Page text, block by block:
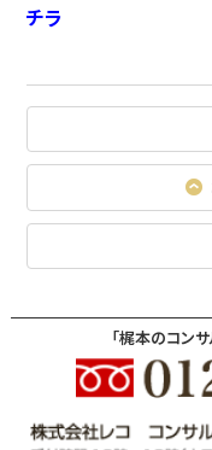
チラ
「梶本のコン